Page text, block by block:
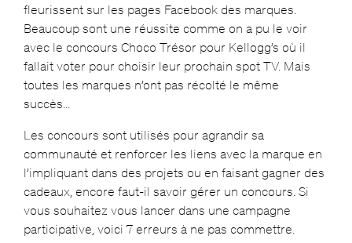
fleurissent sur les pages Facebook des marques.
Beaucoup sont une réussite comme on a pu le voir
avec le concours Choco Trésor pour Kellogg’s où il
fallait voter pour choisir leur prochain spot TV. Mais
toutes les marques n’ont pas récolté le même
succès…
Les concours sont utilisés pour agrandir sa
communauté et renforcer les liens avec la marque en
l’impliquant dans des projets ou en faisant gagner des
cadeaux, encore faut-il savoir gérer un concours. Si
vous souhaitez vous lancer dans une campagne
participative, voici 7 erreurs à ne pas commettre.